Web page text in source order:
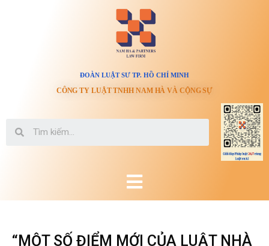
ĐOÀN LUẬT SƯ TP. HỒ CHÍ MINH
CÔNG TY LUẬT TNHH NAM HÀ VÀ CỘNG SỰ
“MỘT SỐ ĐIỂM MỚI CỦA LUẬT NHÀ